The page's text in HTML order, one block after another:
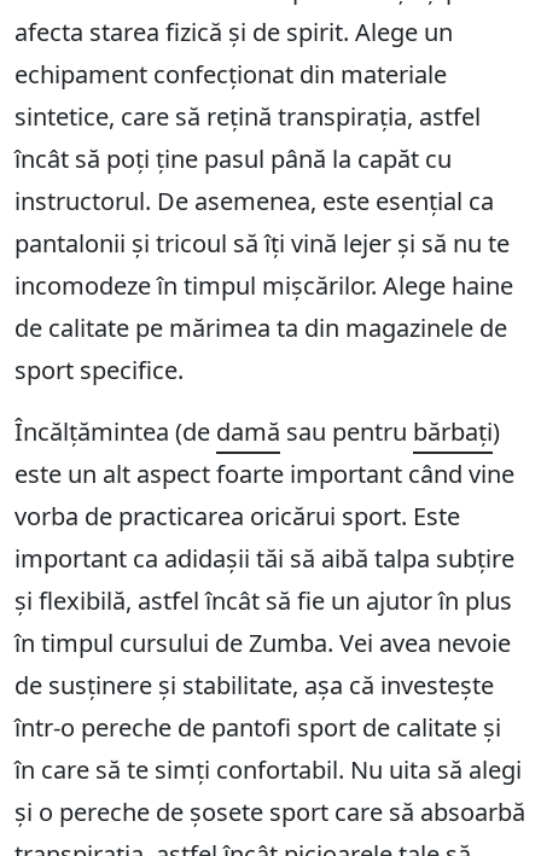
afecta starea fizică și de spirit. Alege un
echipament confecționat din materiale
sintetice, care să rețină transpirația, astfel
încât să poți ține pasul până la capăt cu
instructorul. De asemenea, este esențial ca
pantalonii și tricoul să îți vină lejer și să nu te
incomodeze în timpul mișcărilor. Alege haine
de calitate pe mărimea ta din magazinele de
sport specifice.
Încălțămintea (de damă sau pentru bărbați)
este un alt aspect foarte important când vine
vorba de practicarea oricărui sport. Este
important ca adidașii tăi să aibă talpa subțire
și flexibilă, astfel încât să fie un ajutor în plus
în timpul cursului de Zumba. Vei avea nevoie
de susținere și stabilitate, așa că investește
într-o pereche de pantofi sport de calitate și
în care să te simți confortabil. Nu uita să alegi
și o pereche de șosete sport care să absoarbă